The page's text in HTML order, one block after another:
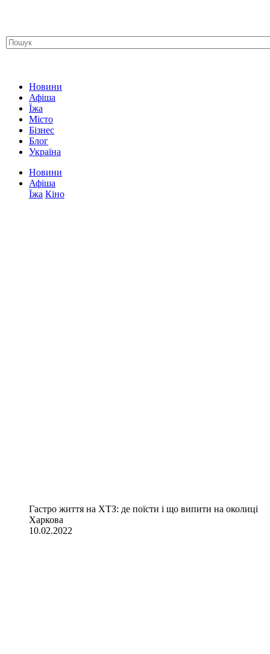
Новини
Афіша
Їжа
Місто
Бізнес
Блог
Україна
Новини
Афіша
Їжа Кіно
Гастро життя на ХТЗ: де поїсти і що випити на околиці
Харкова
10.02.2022